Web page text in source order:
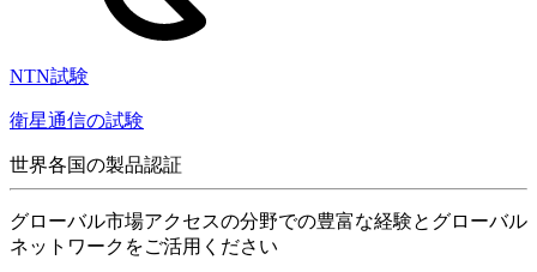
NTN試験
衛星通信の試験
世界各国の製品認証
グローバル市場アクセスの分野での豊富な経験とグローバル
ネットワークをご活用ください